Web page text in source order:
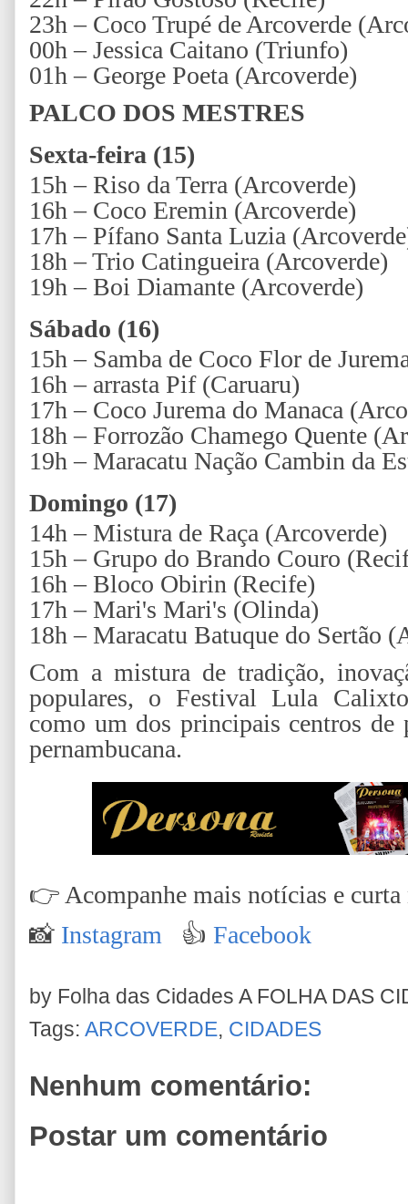
23h – Coco Trupé de Arcoverde
00h – Jessica Caitano (Triunfo)
01h – George Poeta (Arcoverde)
PALCO DOS MESTRES
Sexta-feira (15)
15h – Riso da Terra (Arcoverde)
16h – Coco Eremin (Arcoverde)
17h – Pífano Santa Luzia
18h – Trio Catingueira (Arcoverde)
19h – Boi Diamante (Arcoverde)
Sábado (16)
15h – Samba de Coco Flor de
16h – arrasta Pif (Caruaru)
17h – Coco Jurema do Manaca
18h – Forrozão Chamego Quente
19h – Maracatu Nação Cambin da
Domingo (17)
14h – Mistura de Raça (Arcoverde)
15h – Grupo do Brando Couro
16h – Bloco Obirin (Recife)
17h –Mari's Mari's (Olinda)
18h – Maracatu Batuque do Sertão
Com a mistura de tradição,
populares, o Festival Lula
como um dos principais centros de
pernambucana.
👉 Acompanhe mais notícias e curta
📸 Instagram 👍 Facebook
by Folha das Cidades A FOLHA DAS
Tags: ARCOVERDE, CIDADES
Nenhum comentário:
Postar um comentário